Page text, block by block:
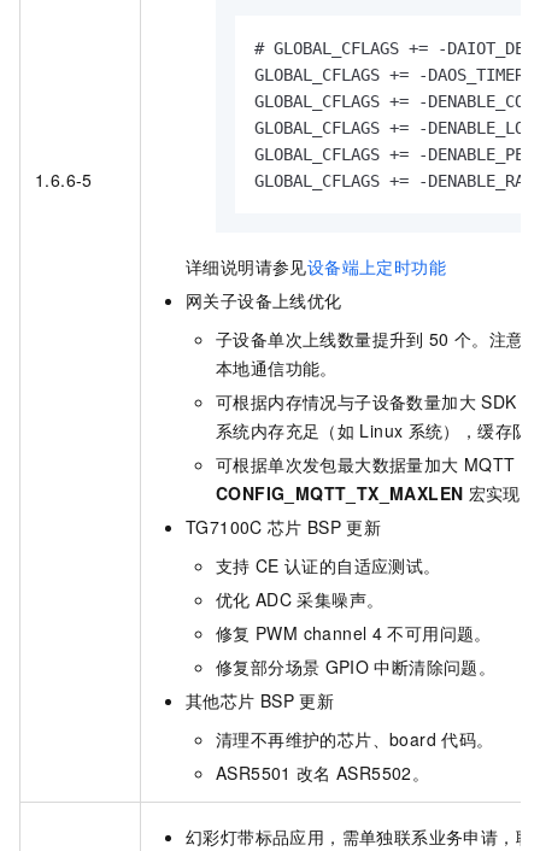
1.6.6-5
# GLOBAL_CFLAGS += -
GLOBAL_CFLAGS += -
GLOBAL_CFLAGS += -
GLOBAL_CFLAGS += -
GLOBAL_CFLAGS += -
GLOBAL_CFLAGS += -
详细说明请参见设备端上定时功能
网关子设备上线优化
子设备单次上线数量提升到 50 个。注意
本地通信功能。
可根据内存情况与子设备数量加大 SDK
系统内存充足（如 Linux 系统），缓存队
可根据单次发包最大数据量加大 MQTT
CONFIG_MQTT_TX_MAXLEN 宏实现
TG7100C 芯片 BSP 更新
支持 CE 认证的自适应测试。
优化 ADC 采集噪声。
修复 PWM channel 4 不可用问题。
修复部分场景 GPIO 中断清除问题。
其他芯片 BSP 更新
清理不再维护的芯片、board 代码。
ASR5501 改名 ASR5502。
幻彩灯带标品应用，需单独联系业务申请，联